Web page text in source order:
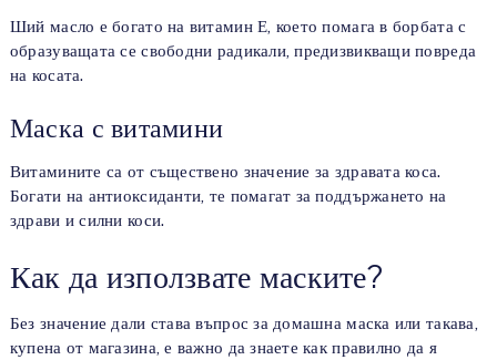
Ший масло е богато на витамин Е, което помага в борбата с
образуващата се свободни радикали, предизвикващи повреда
на косата.
Маска с витамини
Витамините са от съществено значение за здравата коса.
Богати на антиоксиданти, те помагат за поддържането на
здрави и силни коси.
Как да използвате маските?
Без значение дали става въпрос за домашна маска или такава,
купена от магазина, е важно да знаете как правилно да я